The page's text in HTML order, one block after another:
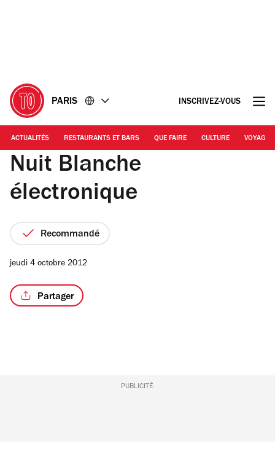
PARIS INSCRIVEZ-VOUS
ACTUALITÉS RESTAURANTS ET BARS QUE FAIRE CULTURE VOYAGE
Nuit Blanche
électronique
Recommandé
jeudi 4 octobre 2012
Partager
PUBLICITÉ